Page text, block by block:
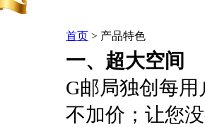
首页 > 产品特色
一、超大空间
G邮局独创每用
不加价；让您